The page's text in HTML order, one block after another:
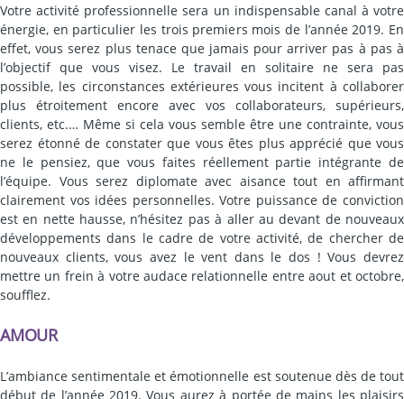
Votre activité professionnelle sera un indispensable canal à votre
énergie, en particulier les trois premiers mois de l’année 2019. En
effet, vous serez plus tenace que jamais pour arriver pas à pas à
l’objectif que vous visez. Le travail en solitaire ne sera pas
possible, les circonstances extérieures vous incitent à collaborer
plus étroitement encore avec vos collaborateurs, supérieurs,
clients, etc.… Même si cela vous semble être une contrainte, vous
serez étonné de constater que vous êtes plus apprécié que vous
ne le pensiez, que vous faites réellement partie intégrante de
l’équipe. Vous serez diplomate avec aisance tout en affirmant
clairement vos idées personnelles. Votre puissance de conviction
est en nette hausse, n’hésitez pas à aller au devant de nouveaux
développements dans le cadre de votre activité, de chercher de
nouveaux clients, vous avez le vent dans le dos ! Vous devrez
mettre un frein à votre audace relationnelle entre aout et octobre,
soufflez.
AMOUR
L’ambiance sentimentale et émotionnelle est soutenue dès de tout
début de l’année 2019. Vous aurez à portée de mains les plaisirs